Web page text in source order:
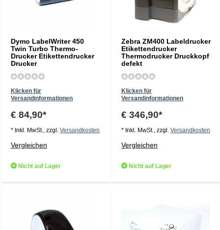
Dymo LabelWriter 450
Twin Turbo Thermo-
Drucker Etikettendrucker
Drucker
Klicken für
Versandinformationen
€ 84,90*
* Inkl. MwSt., zzgl. Versandkosten
Vergleichen
Nicht auf Lager
Zebra ZM400 Labeldrucker
Etikettendrucker
Thermodrucker Druckkopf
defekt
Klicken für
Versandinformationen
€ 346,90*
* Inkl. MwSt., zzgl. Versandkosten
Vergleichen
Nicht auf Lager